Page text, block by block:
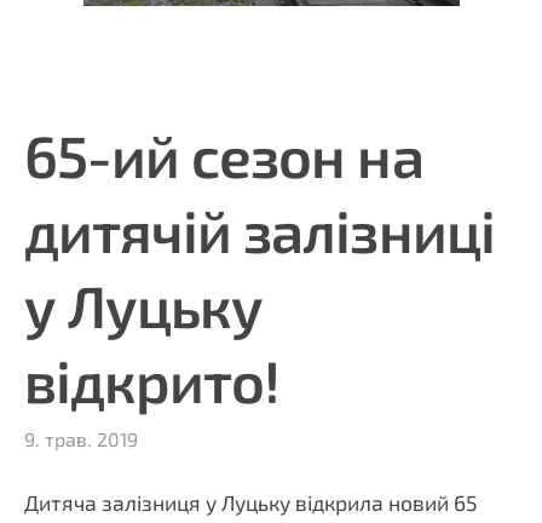
65-ий сезон на
дитячій залізниці
у Луцьку
відкрито!
9. трав. 2019
Дитяча залізниця у Луцьку відкрила новий 65